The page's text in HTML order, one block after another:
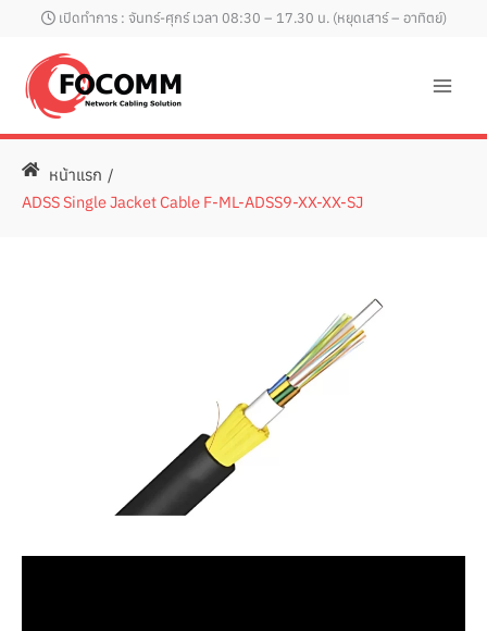
content
เปิดทำการ : จันทร์-ศุกร์ เวลา 08:30 – 17.30 น. (หยุดเสาร์ – อาทิตย์)
หน้าแรก /
ADSS Single Jacket Cable F-ML-ADSS9-XX-XX-SJ